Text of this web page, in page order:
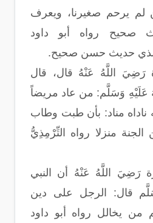
يرحم صغيرنا، ويعرف
صحيح رواه أبو داود
حديث حسن صحيح.
رَضِيَ اللَّهُ عَنْهُ قال، قال
عَلَيْهِ وَسَلَّم: من عاد مريضاً
ناداه مناد: بأن طبت وطاب
منزلا رواه التِّرْمِذِيُّ
رَضِيَ اللَّهُ عَنْهُ أن النبي
قال: الرجل على دين
من يخالل رواه أبو داود